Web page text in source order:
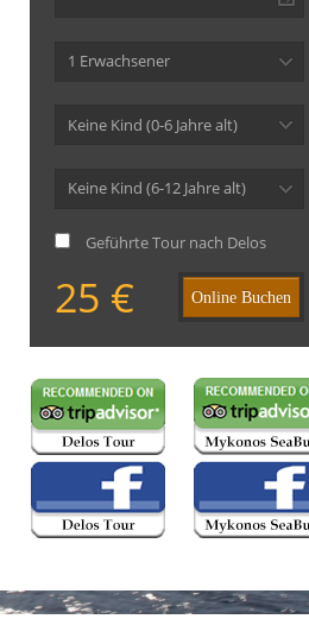
1 Erwachsener
Keine Kind (0-6 Jahre alt)
Keine Kind (6-12 Jahre alt)
Geführte Tour nach Delos
25 € Online Buchen